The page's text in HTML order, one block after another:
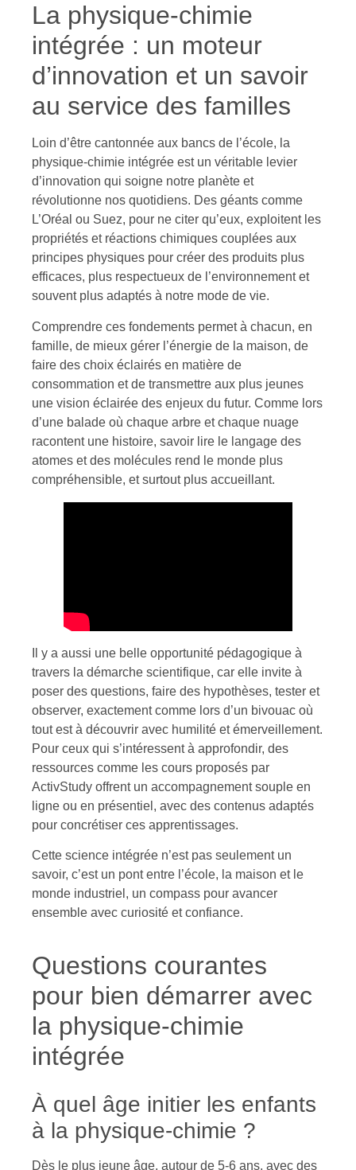
La physique-chimie
intégrée : un moteur
d’innovation et un savoir
au service des familles
Loin d’être cantonnée aux bancs de l’école, la
physique-chimie intégrée est un véritable levier
d’innovation qui soigne notre planète et
révolutionne nos quotidiens. Des géants comme
L’Oréal ou Suez, pour ne citer qu’eux, exploitent les
propriétés et réactions chimiques couplées aux
principes physiques pour créer des produits plus
efficaces, plus respectueux de l’environnement et
souvent plus adaptés à notre mode de vie.
Comprendre ces fondements permet à chacun, en
famille, de mieux gérer l’énergie de la maison, de
faire des choix éclairés en matière de
consommation et de transmettre aux plus jeunes
une vision éclairée des enjeux du futur. Comme lors
d’une balade où chaque arbre et chaque nuage
racontent une histoire, savoir lire le langage des
atomes et des molécules rend le monde plus
compréhensible, et surtout plus accueillant.
Il y a aussi une belle opportunité pédagogique à
travers la démarche scientifique, car elle invite à
poser des questions, faire des hypothèses, tester et
observer, exactement comme lors d’un bivouac où
tout est à découvrir avec humilité et émerveillement.
Pour ceux qui s’intéressent à approfondir, des
ressources comme les cours proposés par
ActivStudy offrent un accompagnement souple en
ligne ou en présentiel, avec des contenus adaptés
pour concrétiser ces apprentissages.
Cette science intégrée n’est pas seulement un
savoir, c’est un pont entre l’école, la maison et le
monde industriel, un compass pour avancer
ensemble avec curiosité et confiance.
Questions courantes
pour bien démarrer avec
la physique-chimie
intégrée
À quel âge initier les enfants
à la physique-chimie ?
Dès le plus jeune âge, autour de 5-6 ans, avec des